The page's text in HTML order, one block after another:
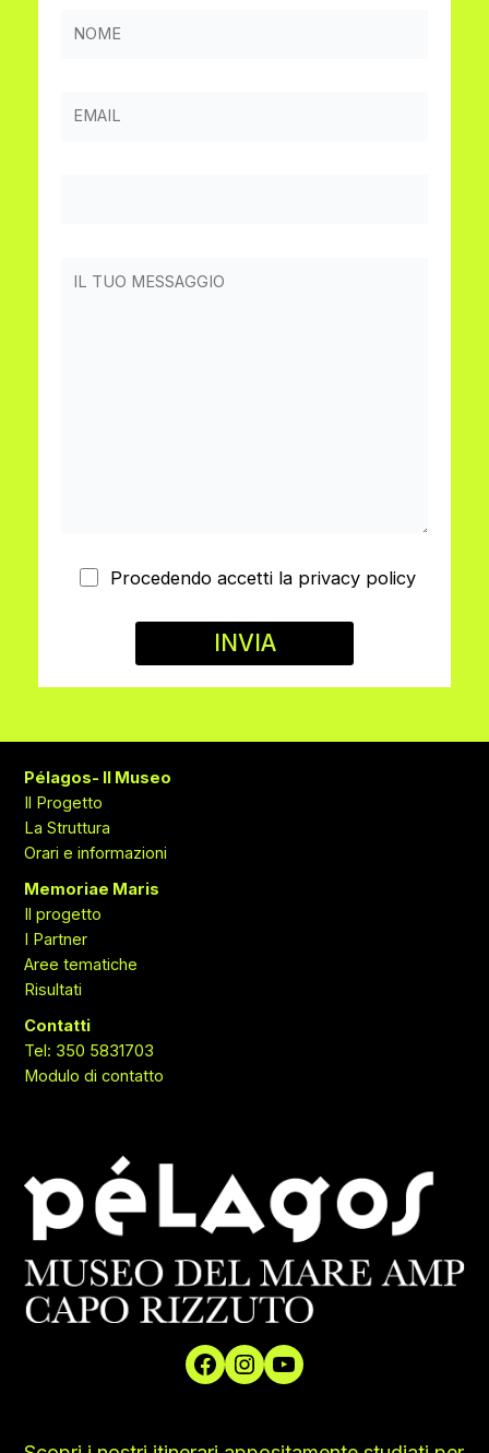
Procedendo accetti la privacy policy
Pélagos- Il Museo
Il Progetto
La Struttura
Orari e informazioni
Memoriae Maris
Il progetto
I Partner
Aree tematiche
Risultati
Contatti
Tel: 350 5831703
Modulo di contatto